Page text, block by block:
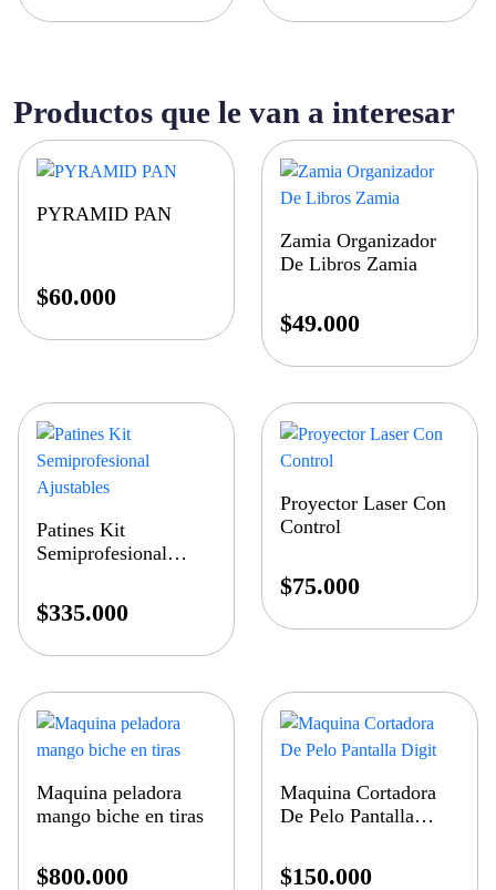
Productos que le van a interesar
PYRAMID PAN
$60.000
Zamia Organizador
De Libros Zamia
$49.000
Patines Kit
Semiprofesional
$335.000
Proyector Laser Con
Control
$75.000
Maquina peladora
mango biche en tiras
$800.000
Maquina Cortadora
De Pelo Pantalla
$150.000